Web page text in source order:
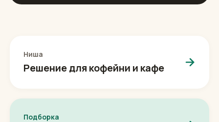
Ниша
Решение для кофейни и кафе
Подборка